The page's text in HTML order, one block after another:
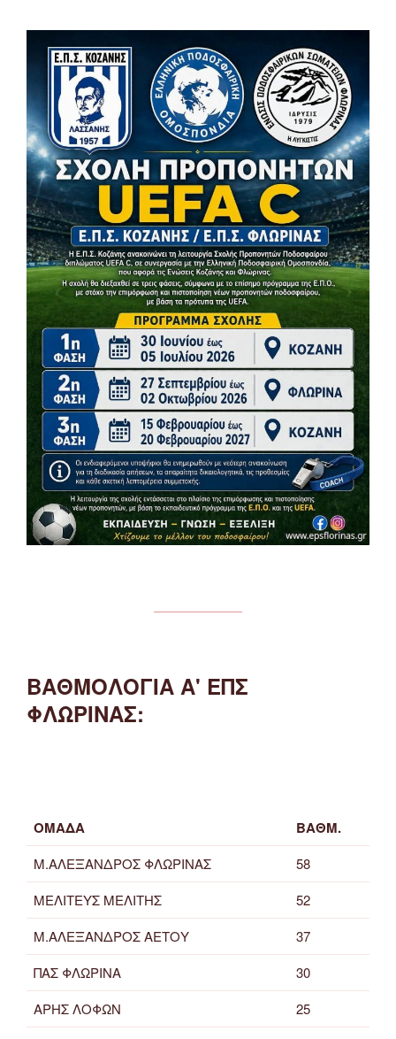
ΒΑΘΜΟΛΟΓΙΑ Α' ΕΠΣ
ΦΛΩΡΙΝΑΣ:
ΟΜΑΔΑ ΒΑΘΜ.
Μ.ΑΛΕΞΑΝΔΡΟΣ ΦΛΩΡΙΝΑΣ
58
ΜΕΛΙΤΕΥΣ ΜΕΛΙΤΗΣ
52
Μ.ΑΛΕΞΑΝΔΡΟΣ ΑΕΤΟΥ
37
ΠΑΣ ΦΛΩΡΙΝΑ
30
ΑΡΗΣ ΛΟΦΩΝ
25